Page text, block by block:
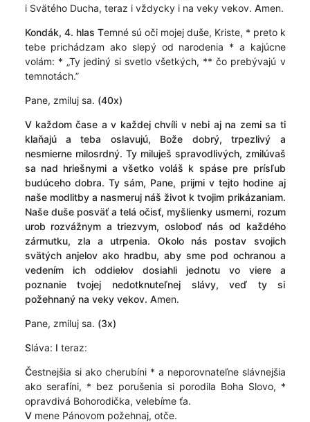
i Svätého Ducha, teraz i vždycky i na veky vekov. Amen.
Kondák, 4. hlas Temné sú oči mojej duše, Kriste, * preto k
tebe prichádzam ako slepý od narodenia * a kajúcne
volám: * „Ty jediný si svetlo všetkých, ** čo prebývajú v
temnotách.”
Pane, zmiluj sa. (40x)
V každom čase a v každej chvíli v nebi aj na zemi sa ti
klaňajú a teba oslavujú, Bože dobrý, trpezlivý a
nesmierne milosrdný. Ty miluješ spravodlivých, zmilúvaš
sa nad hriešnymi a všetko voláš k spáse pre prísľub
budúceho dobra. Ty sám, Pane, prijmi v tejto hodine aj
naše modlitby a nasmeruj náš život k tvojim prikázaniam.
Naše duše posväť a telá očisť, myšlienky usmerni, rozum
urob rozvážnym a triezvym, osloboď nás od každého
zármutku, zla a utrpenia. Okolo nás postav svojich
svätých anjelov ako hradbu, aby sme pod ochranou a
vedením ich oddielov dosiahli jednotu vo viere a
poznanie tvojej nedotknuteľnej slávy, veď ty si
požehnaný na veky vekov. Amen.
Pane, zmiluj sa. (3x)
Sláva: I teraz:
Čestnejšia si ako cherubíni * a neporovnateľne slávnejšia
ako serafíni, * bez porušenia si porodila Boha Slovo, *
opravdivá Bohorodička, velebíme ťa.
Vmene Pánovom požehnaj, otče.